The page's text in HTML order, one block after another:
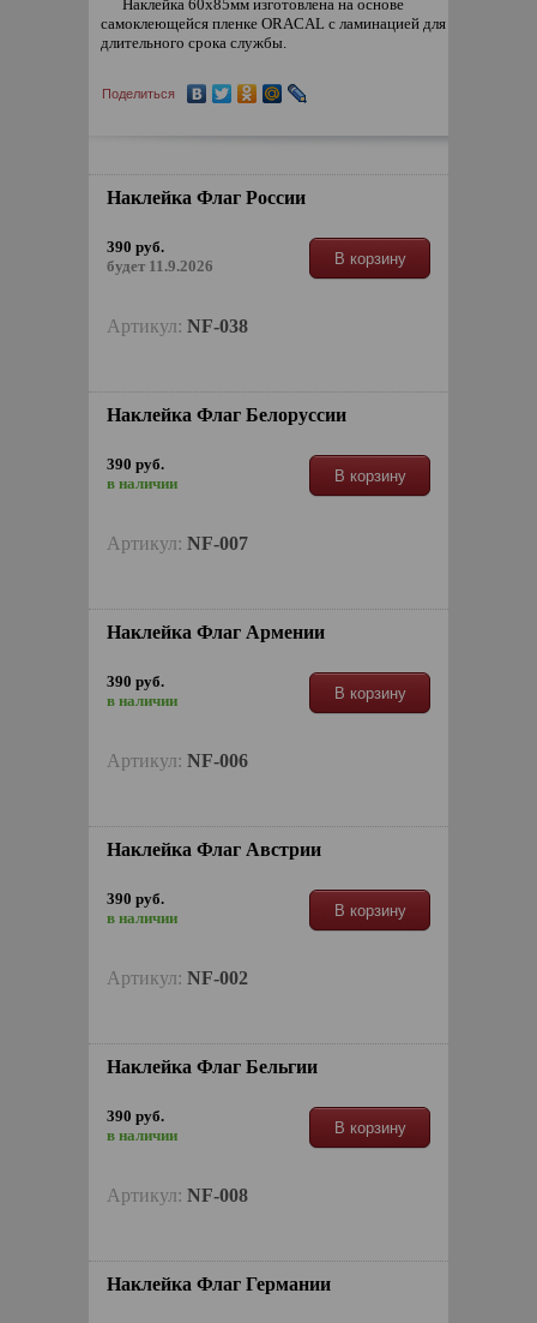
Наклейка 60х85мм изготовлена на основе
самоклеющейся пленке ORACAL с ламинацией для
длительного срока службы.
Поделиться
Наклейкa Флаг России
390 руб.
будет 11.9.2026
В корзину
Артикул: NF-038
Наклейкa Флаг Белоруссии
390 руб.
в наличии
В корзину
Артикул: NF-007
Наклейкa Флаг Армении
390 руб.
в наличии
В корзину
Артикул: NF-006
Наклейкa Флаг Австрии
390 руб.
в наличии
В корзину
Артикул: NF-002
Наклейкa Флаг Бельгии
390 руб.
в наличии
В корзину
Артикул: NF-008
Наклейкa Флаг Германии